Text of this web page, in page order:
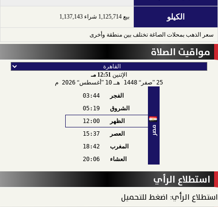
الكيلو بيع 1,125,714 شراء 1,137,143
سعر الذهب بمحلات الصاغة تختلف بين منطقة وأخرى
مواقيت الصلاة
الإثنين 12:51 مـ
25 صفر 1448 هـ 10 أغسطس 2026 م
مصر
الفجر
03:44
الشروق
05:19
الظهر
12:00
العصر
15:37
المغرب
18:42
العشاء
20:06
استطلاع الرأي
استطلاع الرأي: اضغط للتحميل